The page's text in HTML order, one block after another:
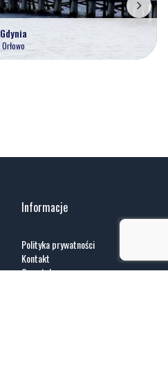
Gdynia
Orłowo
Informacje
Polityka prywatności
Kontakt
O portalu